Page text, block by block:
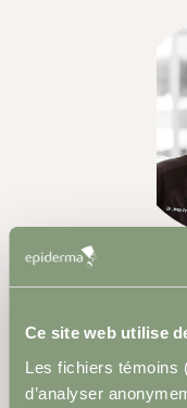
Ce site web utilise
Les fichiers témoins
d’analyser